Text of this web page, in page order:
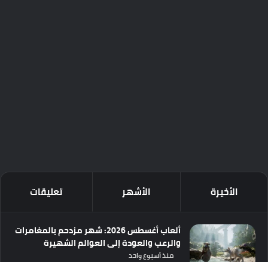
الأخيرة الأشهر تعليقات
ألعاب أغسطس 2026: شهر مزدحم بالمغامرات
والرعب والعودة إلى العوالم الشهيرة
منذ أسبوع واحد